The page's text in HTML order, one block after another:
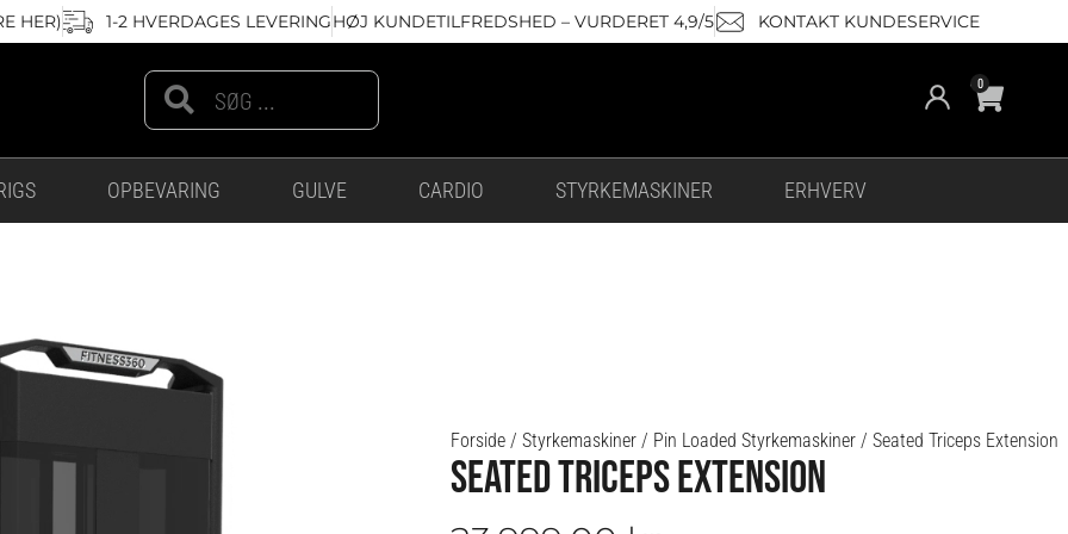
HER) 1-2 HVERDAGES LEVERINGHØJ KUNDETILFREDSHED – VURDERET 4,9/5 KONTAKT KUNDESERVICE
Search 0
Cart
OPBEVARING GULVE CARDIO STYRKEMASKINER ERHVERV
Forside /Styrkemaskiner / Pin Loaded Styrkemaskiner / Seated Triceps Extension
SEATED TRICEPS EXTENSION